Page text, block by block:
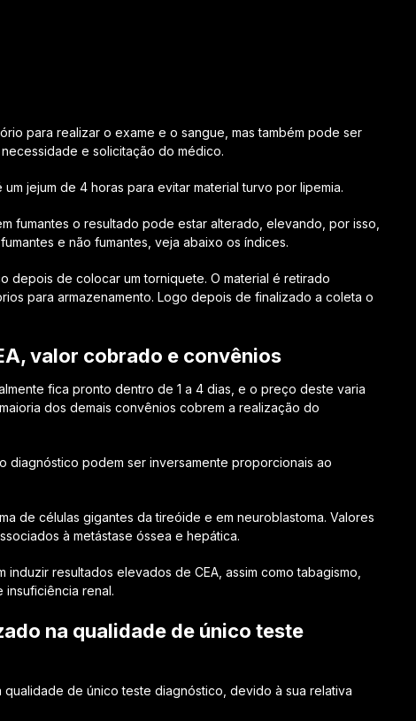
para realizar o exame e o sangue, mas também pode ser
e solicitação do médico.
jejum de 4 horas para evitar material turvo por lipemia.
fumantes o resultado pode estar alterado, elevando, por isso,
e não fumantes, veja abaixo os índices.
depois de colocar um torniquete. O material é retirado
para armazenamento. Logo depois de finalizado a coleta o
valor cobrado e convênios
fica pronto dentro de 1 a 4 dias, e o preço deste varia
dos demais convênios cobrem a realização do
diagnóstico podem ser inversamente proporcionais ao
de células gigantes da tireóide e em neuroblastoma. Valores
à metástase óssea e hepática.
induzir resultados elevados de CEA, assim como tabagismo,
renal.
na qualidade de único teste
qualidade de único teste diagnóstico, devido à sua relativa